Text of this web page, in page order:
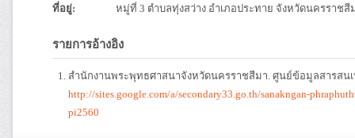
ที่อยู่: หมู่ที่ 3 ตำบลทุ่งสว่าง อำเภอประทาย จังหวัดนครราชสี
รายการอ้างอิง
สำนักงานพระพุทธศาสนาจังหวัดนครราชสีมา. ศูนย์ข้อมูลสารสน
http://sites.google.com/a/secondary33.go.th/sanakngan-
pi2560